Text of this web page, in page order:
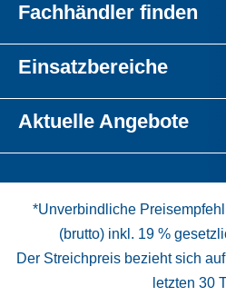
Fachhändler finden
Einsatzbereiche
Aktuelle Angebote
*Unverbindliche
(brutto) inkl. 19 %
Der Streichpreis bezieht sich
letzten 30